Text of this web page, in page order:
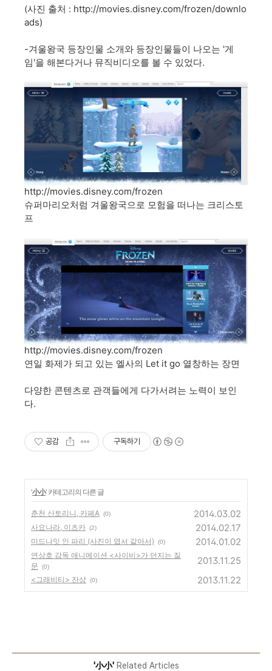
(사진 출처 : http://movies.disney.com/frozen/downlo
ads)
-겨울왕국 등장인물 소개와 등장인물들이 나오는 '게
임'을 해본다거나 뮤직비디오를 볼 수 있었다.
http://movies.disney.com/frozen
슈퍼마리오처럼 겨울왕국으로 모험을 떠나는 크리스토
프
http://movies.disney.com/frozen
연일 화제가 되고 있는 엘사의 Let it go 열창하는 장면
다양한 콘텐츠로 관객들에게 다가서려는 노력이 보인
다.
공감 구독하기
'小小' 카테고리의 다른 글
춘천 산토리니, 카페A (0) 2014.03.02
사요나라, 이츠카 (2) 2014.02.17
미드나잇 인 파리 (사진이 엽서 같아서) (0) 2014.01.02
연상호 감독 애니메이션 <사이비>가 던지는 질
문
(0)
2013.11.25
<그래비티> 잔상 (0) 2013.11.22
'小小'Related Articles